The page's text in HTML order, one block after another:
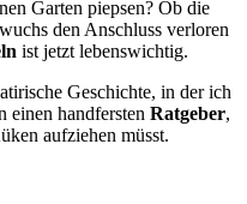
Garten piepsen? Ob die
den Anschluss verloren
ist jetzt lebenswichtig.
Geschichte, in der ich
einen handfersten Ratgeber,
aufziehen müsst.